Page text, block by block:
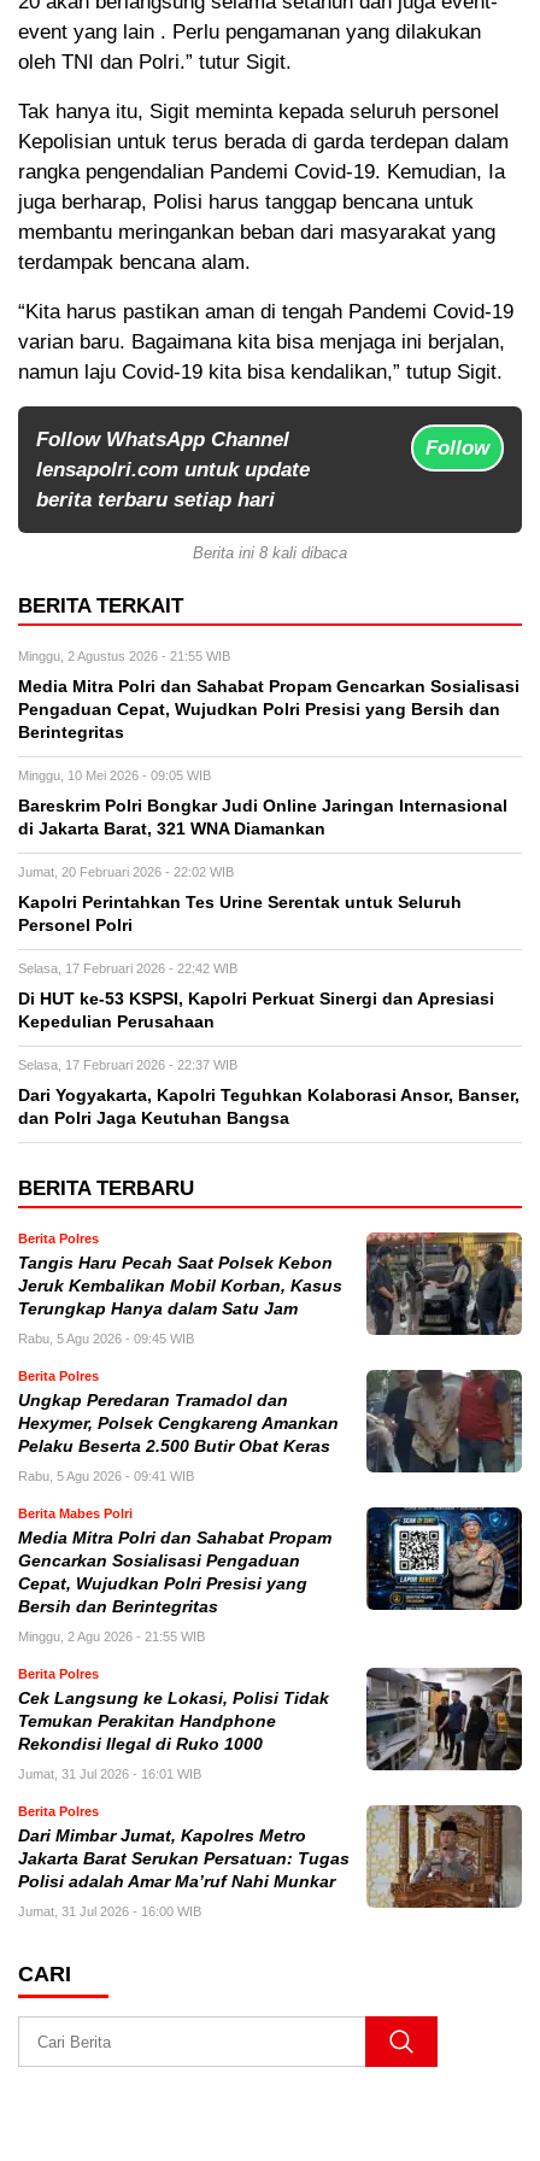
event yang lain . Perlu pengamanan yang dilakukan
oleh TNI dan Polri.” tutur Sigit.
Tak hanya itu, Sigit meminta kepada seluruh personel
Kepolisian untuk terus berada di garda terdepan dalam
rangka pengendalian Pandemi Covid-19. Kemudian, Ia
juga berharap, Polisi harus tanggap bencana untuk
membantu meringankan beban dari masyarakat yang
terdampak bencana alam.
“Kita harus pastikan aman di tengah Pandemi Covid-19
varian baru. Bagaimana kita bisa menjaga ini berjalan,
namun laju Covid-19 kita bisa kendalikan,” tutup Sigit.
Follow WhatsApp Channel
lensapolri.com untuk update
berita terbaru setiap hari
Follow
Berita ini 8 kali dibaca
BERITA TERKAIT
Minggu, 2 Agustus 2026 - 21:55 WIB
Media Mitra Polri dan Sahabat Propam Gencarkan Sosialisasi
Pengaduan Cepat, Wujudkan Polri Presisi yang Bersih dan
Berintegritas
Minggu, 10 Mei 2026 - 09:05 WIB
Bareskrim Polri Bongkar Judi Online Jaringan Internasional
di Jakarta Barat, 321 WNA Diamankan
Jumat, 20 Februari 2026 - 22:02 WIB
Kapolri Perintahkan Tes Urine Serentak untuk Seluruh
Personel Polri
Selasa, 17 Februari 2026 - 22:42 WIB
Di HUT ke-53 KSPSI, Kapolri Perkuat Sinergi dan Apresiasi
Kepedulian Perusahaan
Selasa, 17 Februari 2026 - 22:37 WIB
Dari Yogyakarta, Kapolri Teguhkan Kolaborasi Ansor, Banser,
dan Polri Jaga Keutuhan Bangsa
BERITA TERBARU
Berita Polres
Tangis Haru Pecah Saat Polsek Kebon
Jeruk Kembalikan Mobil Korban, Kasus
Terungkap Hanya dalam Satu Jam
Rabu, 5 Agu 2026 - 09:45 WIB
Berita Polres
Ungkap Peredaran Tramadol dan
Hexymer, Polsek Cengkareng Amankan
Pelaku Beserta 2.500 Butir Obat Keras
Rabu, 5 Agu 2026 - 09:41 WIB
Berita Mabes Polri
Media Mitra Polri dan Sahabat Propam
Gencarkan Sosialisasi Pengaduan
Cepat, Wujudkan Polri Presisi yang
Bersih dan Berintegritas
Minggu, 2 Agu 2026 - 21:55 WIB
Berita Polres
Cek Langsung ke Lokasi, Polisi Tidak
Temukan Perakitan Handphone
Rekondisi Ilegal di Ruko 1000
Jumat, 31 Jul 2026 - 16:01 WIB
Berita Polres
Dari Mimbar Jumat, Kapolres Metro
Jakarta Barat Serukan Persatuan: Tugas
Polisi adalah Amar Ma’ruf Nahi Munkar
Jumat, 31 Jul 2026 - 16:00 WIB
CARI